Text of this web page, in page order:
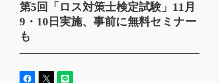
第5回「ロス対策士検定試験」11月
9・10日実施、事前に無料セミナー
も